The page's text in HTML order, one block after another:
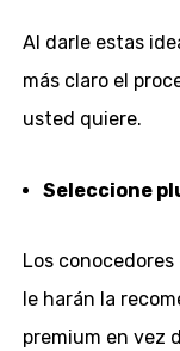
Al darle estas
más claro el
usted quiere.
Seleccione
Los
le harán la
premium en vez